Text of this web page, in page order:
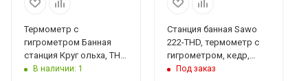
Термометр с
гигрометром Банная
станция Круг ольха, TH-
10A, 212F, Банный
В наличии: 1
Станция банная Sawo
222-THD, термометр с
гигрометром, кедр,
140*225 мм
Под заказ